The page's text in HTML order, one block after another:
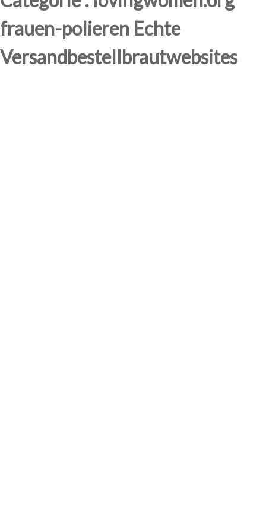
frauen-polieren Echte
Versandbestellbrautwebsites